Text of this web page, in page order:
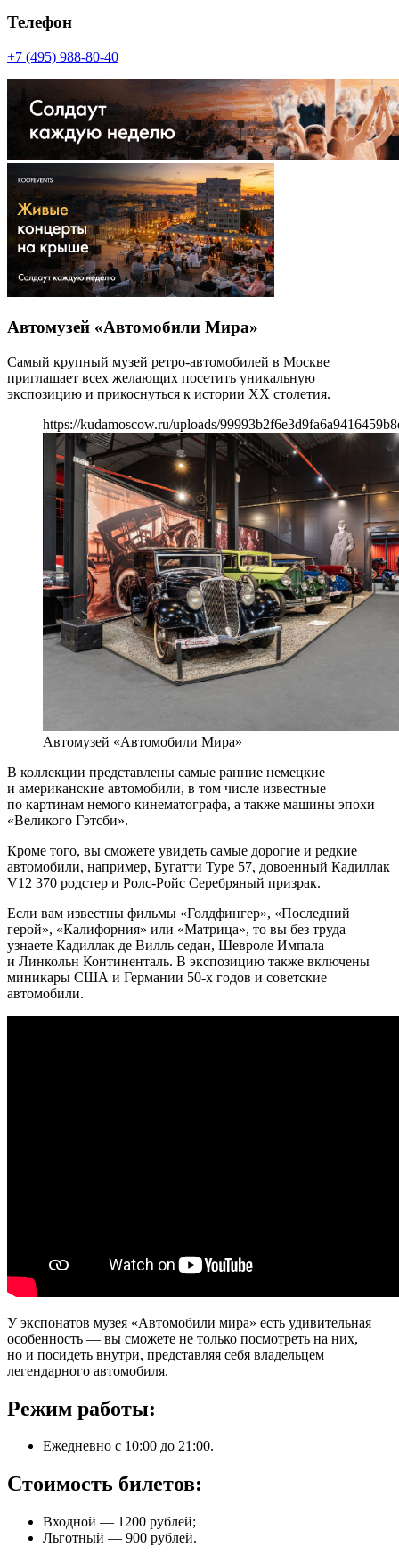
Телефон
+7 (495) 988-80-40
Автомузей «Автомобили Мира»
Самый крупный музей ретро-автомобилей в Москве
приглашает всех желающих посетить уникальную
экспозицию и прикоснуться к истории XX столетия.
https://kudamoscow.ru/uploads/
Автомузей «Автомобили Мира»
В коллекции представлены самые ранние немецкие
и американские автомобили, в том числе известные
по картинам немого кинематографа, а также машины эпохи
«Великого Гэтсби».
Кроме того, вы сможете увидеть самые дорогие и редкие
автомобили, например, Бугатти Type 57, довоенный Кадиллак
V12 370 родстер и Ролс-Ройс Серебряный призрак.
Если вам известны фильмы «Голдфингер», «Последний
герой», «Калифорния» или «Матрица», то вы без труда
узнаете Кадиллак де Вилль седан, Шевроле Импала
и Линкольн Континенталь. В экспозицию также включены
миникары США и Германии 50-х годов и советские
автомобили.
У экспонатов музея «Автомобили мира» есть удивительная
особенность — вы сможете не только посмотреть на них,
но и посидеть внутри, представляя себя владельцем
легендарного автомобиля.
Режим работы:
Ежедневно с 10:00 до 21:00.
Стоимость билетов:
Входной — 1200 рублей;
Льготный — 900 рублей.